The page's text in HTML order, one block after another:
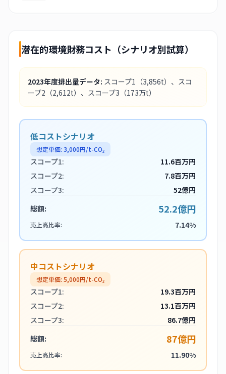
潜在的環境財務コスト（シナリオ別試算）
2023年度排出量データ: スコープ1 （3,856t） 、スコ
ープ2 （2,612t） 、スコープ3 （173万t）
低コストシナリオ
想定単価: 3,000円/t-CO₂
スコープ1:
11.6百万円
スコープ2:
7.8百万円
スコープ3:
52億円
総額:
52.2億円
売上高比率: 7.14%
中コストシナリオ
想定単価: 5,000円/t-CO₂
スコープ1:
19.3百万円
スコープ2:
13.1百万円
スコープ3:
86.7億円
総額:
87億円
売上高比率: 11.90%